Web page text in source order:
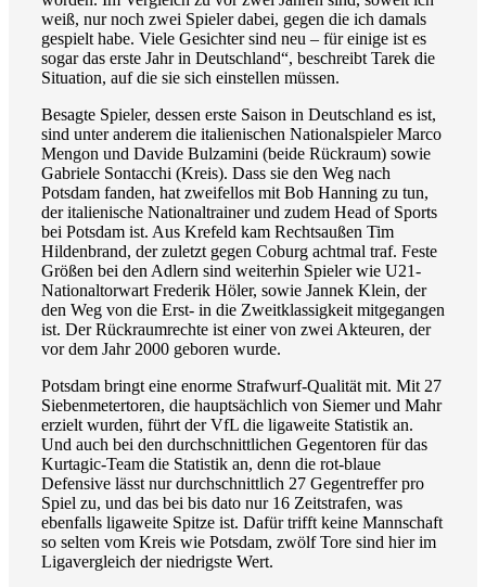
weiß, nur noch zwei Spieler dabei, gegen die ich damals
gespielt habe. Viele Gesichter sind neu – für einige ist es
sogar das erste Jahr in Deutschland“, beschreibt Tarek die
Situation, auf die sie sich einstellen müssen.
Besagte Spieler, dessen erste Saison in Deutschland es ist,
sind unter anderem die italienischen Nationalspieler Marco
Mengon und Davide Bulzamini (beide Rückraum) sowie
Gabriele Sontacchi (Kreis). Dass sie den Weg nach
Potsdam fanden, hat zweifellos mit Bob Hanning zu tun,
der italienische Nationaltrainer und zudem Head of Sports
bei Potsdam ist. Aus Krefeld kam Rechtsaußen Tim
Hildenbrand, der zuletzt gegen Coburg achtmal traf. Feste
Größen bei den Adlern sind weiterhin Spieler wie U21-
Nationaltorwart Frederik Höler, sowie Jannek Klein, der
den Weg von die Erst- in die Zweitklassigkeit mitgegangen
ist. Der Rückraumrechte ist einer von zwei Akteuren, der
vor dem Jahr 2000 geboren wurde.
Potsdam bringt eine enorme Strafwurf-Qualität mit. Mit 27
Siebenmetertoren, die hauptsächlich von Siemer und Mahr
erzielt wurden, führt der VfL die ligaweite Statistik an.
Und auch bei den durchschnittlichen Gegentoren für das
Kurtagic-Team die Statistik an, denn die rot-blaue
Defensive lässt nur durchschnittlich 27 Gegentreffer pro
Spiel zu, und das bei bis dato nur 16 Zeitstrafen, was
ebenfalls ligaweite Spitze ist. Dafür trifft keine Mannschaft
so selten vom Kreis wie Potsdam, zwölf Tore sind hier im
Ligavergleich der niedrigste Wert.